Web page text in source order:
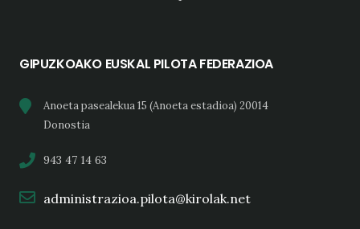
GIPUZKOAKO EUSKAL PILOTA FEDERAZIOA
Anoeta pasealekua 15 (Anoeta estadioa) 20014
Donostia
943 47 14 63
administrazioa.pilota@kirolak.net